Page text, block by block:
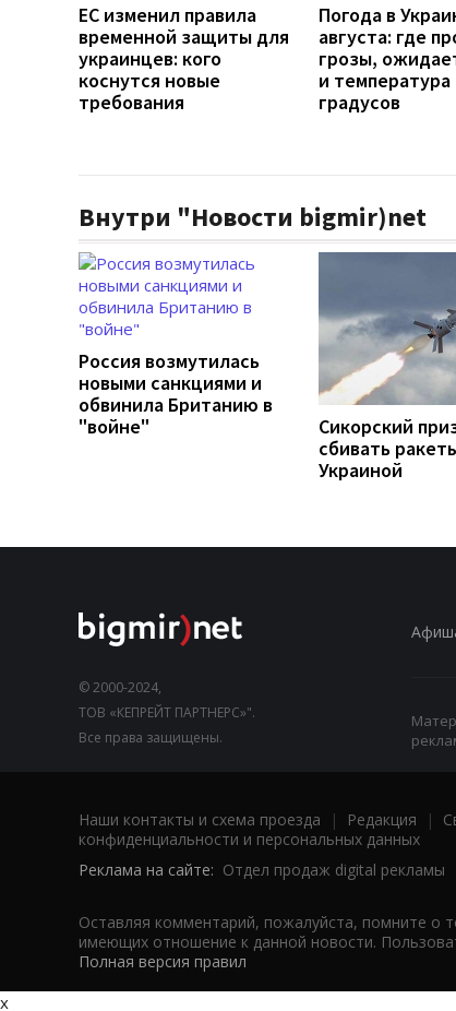
ЕС изменил правила
временной защиты для
украинцев: кого
коснутся новые
требования
Погода в
августа: где
грозы,
и температура
градусов
Внутри "Новости bigmir)net
Россия возмутилась
новыми санкциями и
обвинила Британию в
"войне"
Сикорский
сбивать
Украиной
© 2000-2024,
ТОВ «КЕПРЕЙТ ПАРТНЕРС»".
Все права защищены.
Наши контакты и схема проезда | Редакция |
конфиденциальности и персональных данных
Реклама на сайте: Отдел продаж digital рекламы
Оставляя комментарий, пожалуйста, помните о
имеющих отношение к данной новости.
Полная версия правил
x